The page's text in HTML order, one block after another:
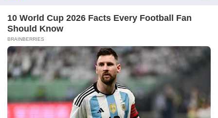
3 Agustus 2026
Ketika DPR Kehilangan Daya Kontrol, Siapa Mengawasi
Kekuasaan?
21 Juli 2026
Tiga Agenda Penentu Masa Depan Aceh
25 Juni 2026
Renja Aceh Besar 2027; Saatnya Berpihak pada Ekonomi
Rakyat